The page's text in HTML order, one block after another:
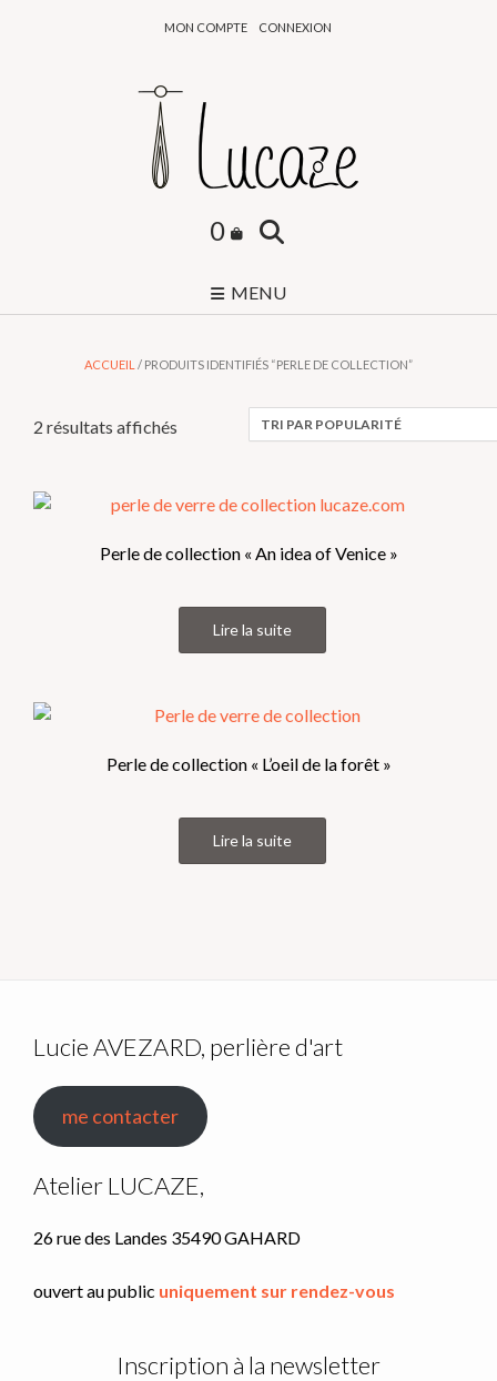
MON COMPTE CONNEXION
0
MENU
ACCUEIL / PRODUITS IDENTIFIÉS “PERLE DE COLLECTION”
2 résultats affichés
Perle de collection « An idea of Venice »
Lire la suite
Perle de collection « L’oeil de la forêt »
Lire la suite
Lucie AVEZARD, perlière d'art
me contacter
Atelier LUCAZE,
26 rue des Landes 35490 GAHARD
ouvert au public uniquement sur rendez-vous
Inscription à la newsletter